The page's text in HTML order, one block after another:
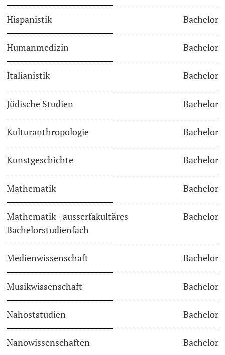
Career Counseling
Social Services & Health Care
Inclusive University
Support Services Guide
Learning & Teaching
AI in learning and teaching
Digital learning
Language Center
Learning Spaces
Lernbörse
Hispanistik Bachelor
Humanmedizin Bachelor
Italianistik Bachelor
Jüdische Studien Bachelor
Kulturanthropologie Bachelor
Kunstgeschichte Bachelor
Mathematik Bachelor
Mathematik - ausserfakultäres
Bachelorstudienfach
Bachelor
Medienwissenschaft Bachelor
Musikwissenschaft Bachelor
Nahoststudien Bachelor
Nanowissenschaften Bachelor